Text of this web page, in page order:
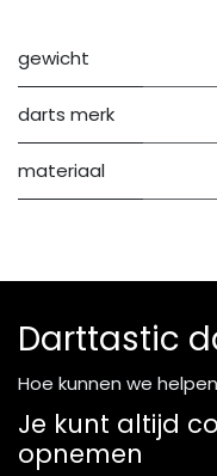
gewicht
darts merk
materiaal
Darttastic
Hoe kunnen we
Je kunt altijd
opnemen